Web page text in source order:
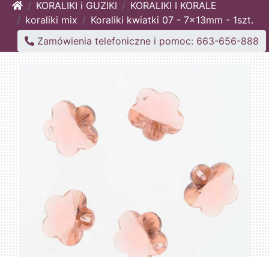
HomeKORALIKI i GUZIKI
KORALIKI I KORALE
koraliki mix
Koraliki kwiatki 07 - 7x13mm - 1szt.
Zamówienia telefoniczne i pomoc: 663-656-888